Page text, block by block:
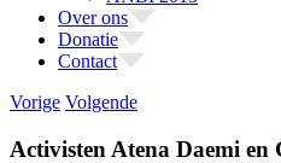
Over ons
Donatie
Contact
Vorige Volgende
Activisten Atena Daemi en